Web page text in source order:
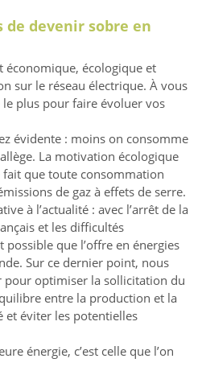
de devenir sobre en
économique, écologique et
sur le réseau électrique. À vous
plus pour faire évoluer vos
évidente : moins on consomme
La motivation écologique
fait que toute consommation
de gaz à effets de serre.
à l’actualité : avec l’arrêt de la
et les difficultés
possible que l’offre en énergies
Sur ce dernier point, nous
pour optimiser la sollicitation du
entre la production et la
et éviter les potentielles
énergie, c’est celle que l’on